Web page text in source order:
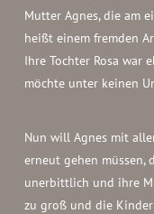
Mutter Agnes, die am
heißt einem fremden
Ihre Tochter Rosa war
möchte unter keinen
Nun will Agnes mit
erneut gehen müssen,
unerbittlich und ihre
zu groß und die